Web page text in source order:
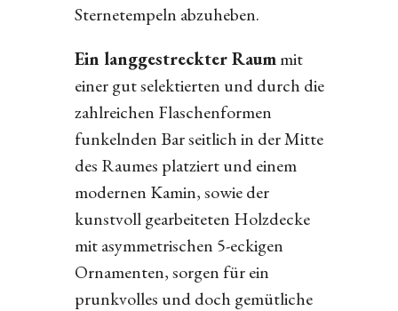
Sternetempeln abzuheben.
Ein langgestreckter Raummit
einer gut selektierten und durch die
zahlreichen Flaschenformen
funkelnden Bar seitlich in der Mitte
des Raumes platziert und einem
modernen Kamin, sowie der
kunstvoll gearbeiteten Holzdecke
mit asymmetrischen 5-eckigen
Ornamenten, sorgen für ein
prunkvolles und doch gemütliche